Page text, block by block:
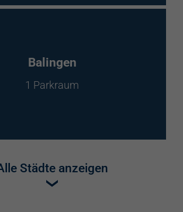
Balingen
1 Parkraum
Städte anzeigen